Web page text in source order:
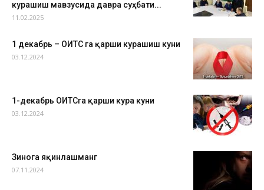
курашиш мавзусида давра суҳбати...
11.02.2025
1 декабрь – ОИТС га қарши курашиш куни
03.12.2024
1-декабрь ОИТСга қарши кура куни
03.12.2024
Зинога яқинлашманг
07.11.2024